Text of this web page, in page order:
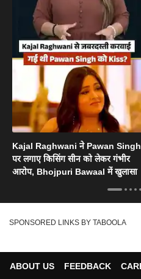
Kajal Raghwani ने Pawan Singh
पर लगाए किसिंग सीन को लेकर गंभीर
आरोप, Bhojpuri Bawaal में खुलासा
SPONSORED LINKS BY TABOOLA
ABOUT US FEEDBACK